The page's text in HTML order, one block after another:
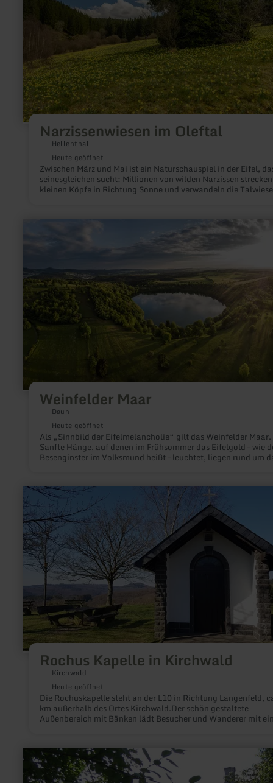
Narzissenwiesen im Oleftal
Hellenthal
Heute geöffnet
Zwischen März und Mai ist ein Naturschauspiel in der Eifel,
seinesgleichen sucht: Millionen von wilden Narzissen
kleinen Köpfe in Richtung Sonne und verwandeln die
besonderen Erlebnis.
Weinfelder Maar
Daun
Heute geöffnet
Als „Sinnbild der Eifelmelancholie“ gilt das Weinfelder Maar.
Sanfte Hänge, auf denen im Frühsommer das Eifelgold – wie
Besenginster im Volksmund heißt – leuchtet, liegen rund um
Rochus Kapelle in Kirchwald
Kirchwald
Heute geöffnet
Die Rochuskapelle steht an der L10 in Richtung Langenfeld,
km außerhalb des Ortes Kirchwald.Der schön gestaltete
Außenbereich mit Bänken lädt Besucher und Wanderer mit
dem Heiligen Rochus und der Heiligen Mutter Gottes geweiht.
mehr
erfahren
zu:
Rochus
Kapelle
in
Kirchwald
mehr
erfahren
zu:
Dorfmuseum